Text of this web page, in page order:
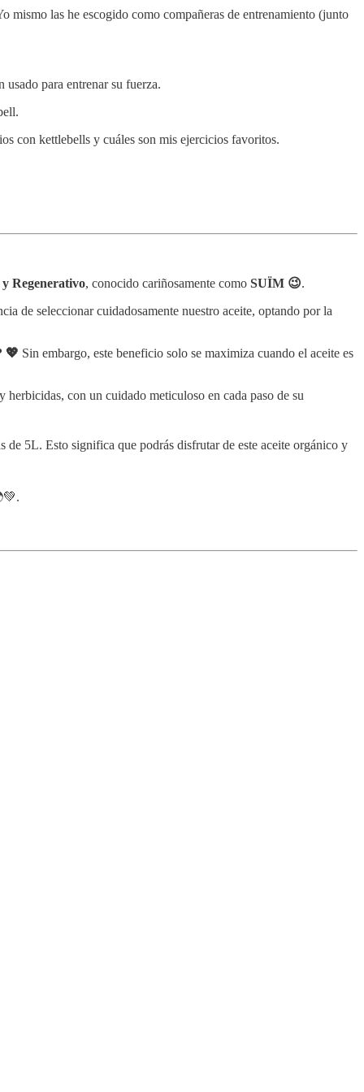
mismo las he escogido como compañeras de entrenamiento (junto
para entrenar su fuerza.
con kettlebells y cuáles son mis ejercicios favoritos.
Regenerativo, conocido cariñosamente como SUÏM 😉.
de seleccionar cuidadosamente nuestro aceite, optando por la
💖 Sin embargo, este beneficio solo se maximiza cuando el aceite es
con un cuidado meticuloso en cada paso de su
de 5L. Esto significa que podrás disfrutar de este aceite orgánico y